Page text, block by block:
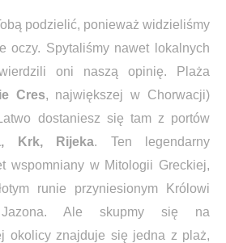
podzielić, ponieważ widzieliśmy
oczy. Spytaliśmy nawet lokalnych
oni naszą opinię. Plaża
Cres, największej w Chorwacji)
dostaniesz się tam z portów
Krk, Rijeka. Ten legendarny
wspomniany w Mitologii Greckiej,
runie przyniesionym Królowi
Jazona. Ale skupmy się na
okolicy znajduje się jedna z plaż,